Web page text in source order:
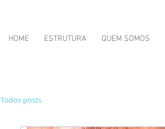
HOME ESTRUTURA QUEM SOMOS
Todos posts